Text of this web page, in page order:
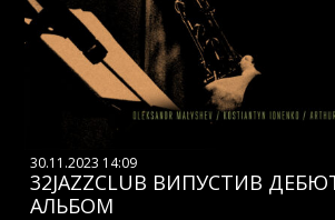
30.11.2023 14:09
32JAZZCLUB ВИПУСТИВ
АЛЬБОМ